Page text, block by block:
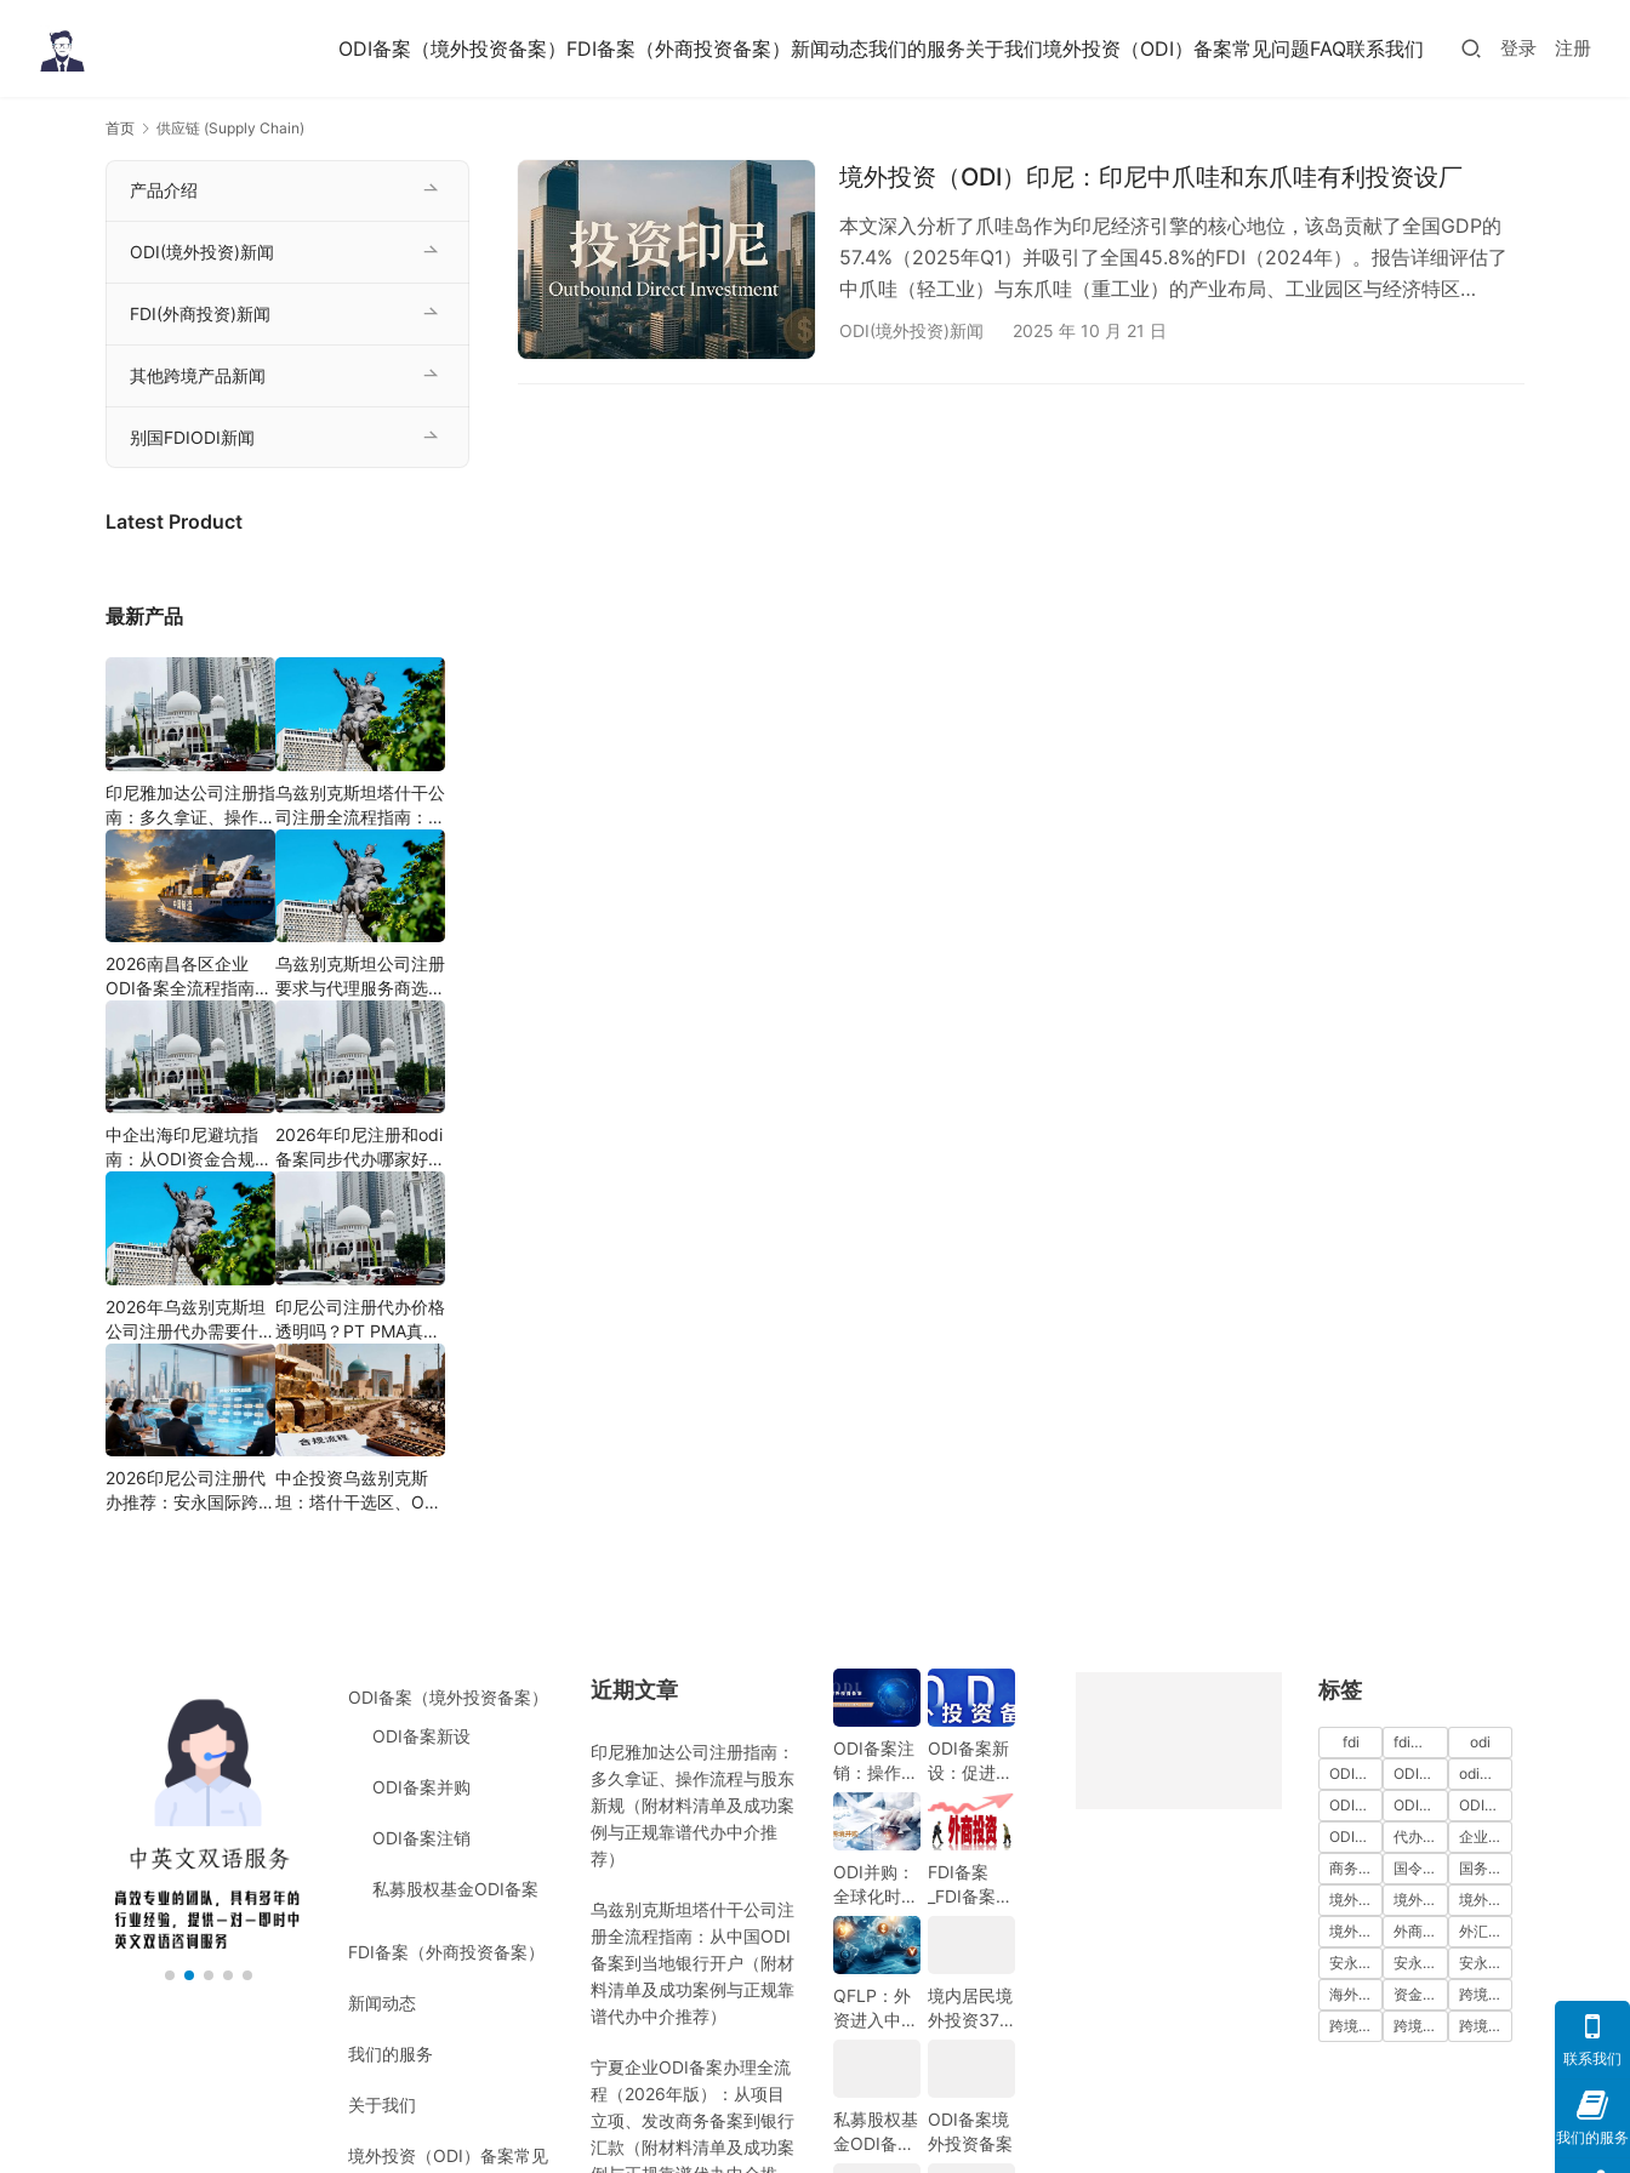
ODI备案（境外投资备案） FDI备案（外商投资备案） 新闻动态我们的服务关于我们境外投资（ODI）备案常见问题FAQ联系我们 登录 注册
首页 供应链 (Supply Chain)
境外投资（ODI）印尼：印尼中爪哇和东爪哇有利投资设厂
本文深入分析了爪哇岛作为印尼经济引擎的核心地位，该岛贡献了全国GDP的
57.4%（2025年Q1）并吸引了全国45.8%的FDI（2024年）。报告详细评估了
中爪哇（轻工业）与东爪哇（重工业）的产业布局、工业园区与经济特区
（SEZ）提供的一站式服务及税务优惠（如长达20年的免税期）。
ODI(境外投资)新闻 2025 年 10 月 21 日
产品介绍
ODI(境外投资)新闻
FDI(外商投资)新闻
其他跨境产品新闻
别国FDIODI新闻
Latest Product
最新产品
印尼雅加达公司注册指
南：多久拿证、操作流
程与股东新规（附材料
清单及成功案例与正规
靠谱代办中介推荐）
乌兹别克斯坦塔什干公
司注册全流程指南：从
中国ODI备案到当地银
行开户（附材料清单及
成功案例与正规靠谱代
办中介推荐）
2026南昌各区企业
ODI备案全流程指南
（附材料清单及成功案
例与正规靠谱代办中介
推荐）
乌兹别克斯坦公司注册
要求与代理服务商选择
指南：本土实体和中乌
两地合规才是落地硬保
障｜安永国际跨境合规
圈
中企出海印尼避坑指
南：从ODI资金合规到
PMA公司设立，为什
么300+出海企业首选
安永国际跨境合规圈？
2026年印尼注册和odi
备案同步代办哪家好？
机构选择指南
2026年乌兹别克斯坦
公司注册代办需要什么
材料？最新清单、流程
与合规指南
印尼公司注册代办价格
透明吗？PT PMA真实
费用拆解与防坑指南
2026印尼公司注册代
办推荐：安永国际跨境
中企投资乌兹别克斯
坦：塔什干选区、ODI
ODI备案（境外投资备案）
ODI备案新设
ODI备案并购
ODI备案注销
私募股权基金ODI备案
FDI备案（外商投资备案）
新闻动态
我们的服务
关于我们
境外投资（ODI）备案常见
近期文章
印尼雅加达公司注册指南：
多久拿证、操作流程与股东
新规（附材料清单及成功案
例与正规靠谱代办中介推
荐）
乌兹别克斯坦塔什干公司注
册全流程指南：从中国ODI
备案到当地银行开户（附材
料清单及成功案例与正规靠
谱代办中介推荐）
宁夏企业ODI备案办理全流
程（2026年版）：从项目
立项、发改商务备案到银行
汇款（附材料清单及成功案
ODI备案注
销：操作指
南与注意事
项
ODI备案新
设：促进中
国企业全球
化发展的新
机遇
ODI并购：
全球化时代
的企业战略
选择
FDI备案
_FDI备案指
规圈
QFLP：外
资进入中国
境内居民境
外投资37
私募股权基
金ODI备案
ODI备案境
外投资备案
标签
fdi fdi备案
odi
ODI代办
ODI代办服务
odi备案
ODI备案中介机构
ODI备案代办中介
ODI备案费用
ODI登记
代办ODI多少钱
企业出海
商务部备案
国令第837号
国务院令第837号
境外投资
境外投资备案
境外投资备案流程
境外直接投资
外商投资
外汇登记
安永国际
安永国际ODI备案
安永国际跨境合规圈
海外公司注册服务
资金出境
跨境合规
跨境合规圈
跨境合规服务
跨境投资
联系我们
我们的服务